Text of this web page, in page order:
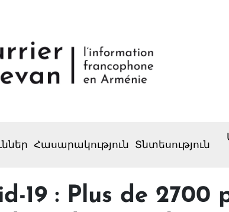
Հասարակություն Տնտեսություն
19 : Plus de 2700